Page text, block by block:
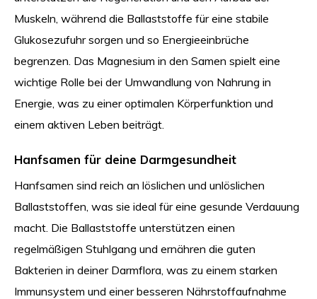
Muskeln, während die Ballaststoffe für eine stabile
Glukosezufuhr sorgen und so Energieeinbrüche
begrenzen. Das Magnesium in den Samen spielt eine
wichtige Rolle bei der Umwandlung von Nahrung in
Energie, was zu einer optimalen Körperfunktion und
einem aktiven Leben beiträgt.
Hanfsamen für deine Darmgesundheit
Hanfsamen sind reich an löslichen und unlöslichen
Ballaststoffen, was sie ideal für eine gesunde Verdauung
macht. Die Ballaststoffe unterstützen einen
regelmäßigen Stuhlgang und ernähren die guten
Bakterien in deiner Darmflora, was zu einem starken
Immunsystem und einer besseren Nährstoffaufnahme